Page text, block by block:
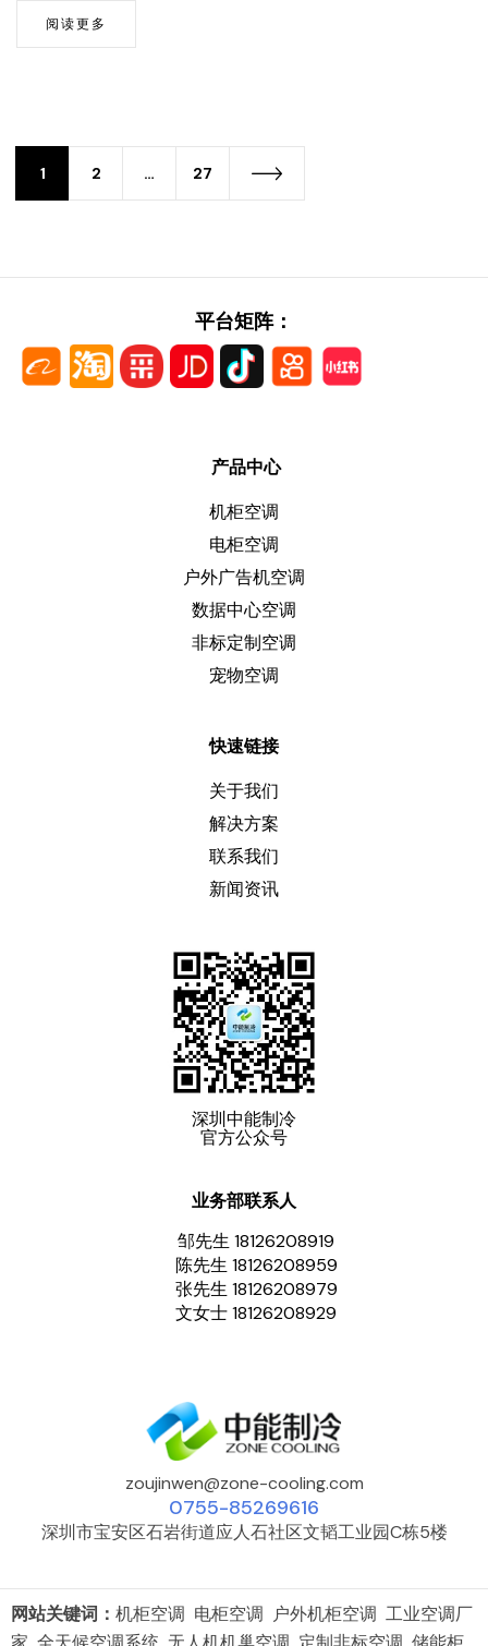
阅读更多
1 2 … 27
平台矩阵：
产品中心
机柜空调
电柜空调
户外广告机空调
数据中心空调
非标定制空调
宠物空调
快速链接
关于我们
解决方案
联系我们
新闻资讯
深圳中能制冷
官方公众号
业务部联系人
邹先生 18126208919
陈先生 18126208959
张先生 18126208979
文女士 18126208929
zoujinwen@zone-cooling.com
0755-85269616
深圳市宝安区石岩街道应人石社区文韬工业园C栋5楼
网站关键词： 机柜空调 电柜空调 户外机柜空调 工业空调厂